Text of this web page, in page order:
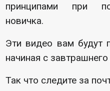
принципами при
новичка.
Эти видео вам будут
начиная с завтрашнего
Так что следите за